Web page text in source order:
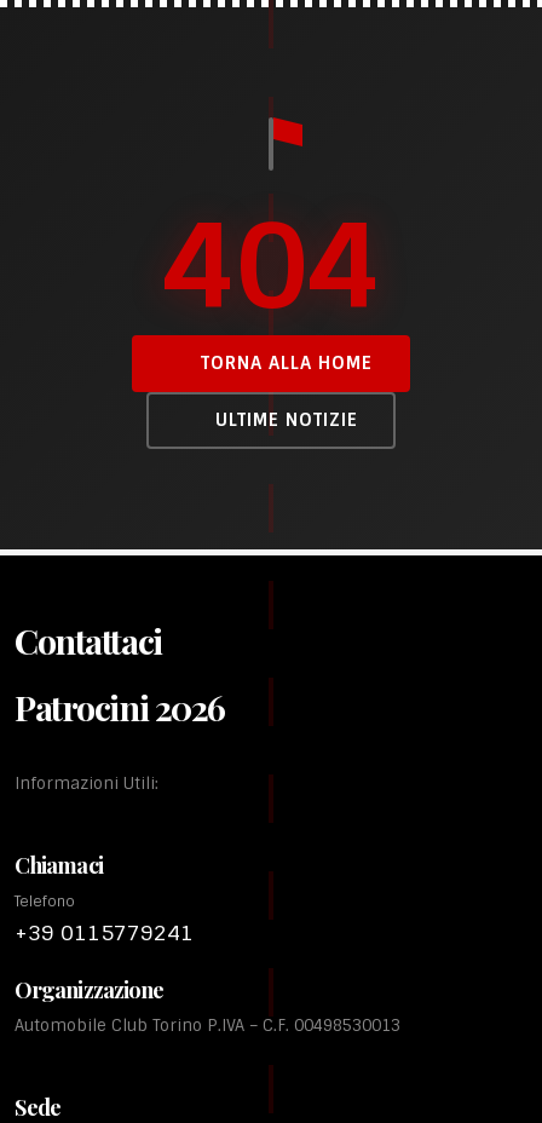
404
TORNA ALLA HOME
ULTIME NOTIZIE
Contattaci
Patrocini 2026
Informazioni Utili:
Chiamaci
Telefono
+39 0115779241
Organizzazione
Automobile Club Torino P.IVA – C.F. 00498530013
Sede